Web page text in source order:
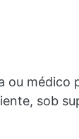
ou médico
sob